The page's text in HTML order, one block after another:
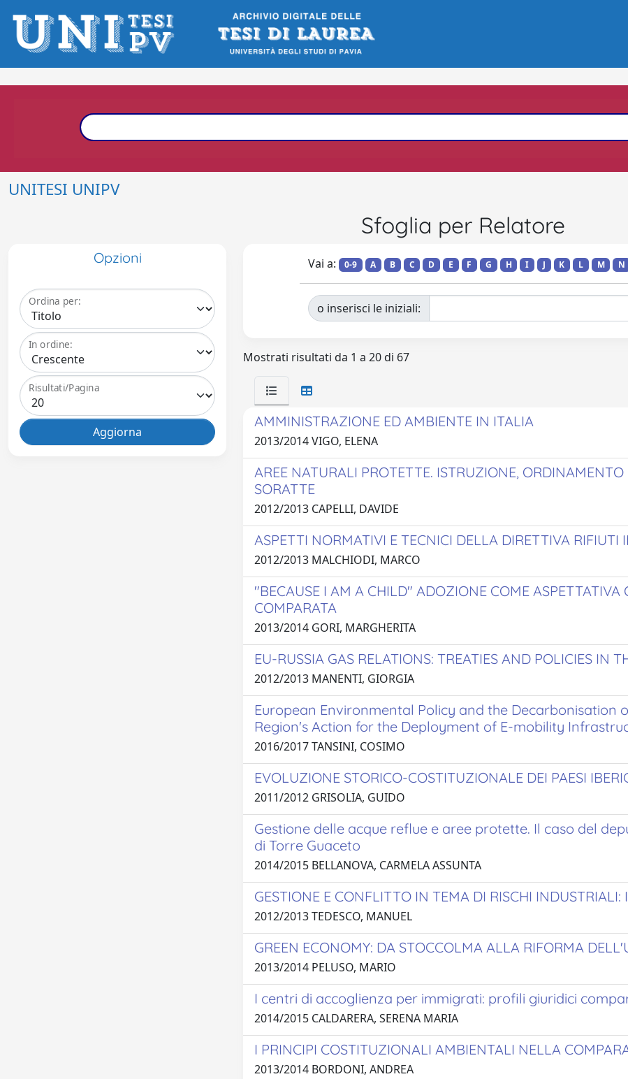
UNITESI UNIPV
Sfoglia per Relatore
Opzioni
Ordina per:
In ordine:
Risultati/Pagina
Vai a: 0-9 A B C D E F G H I J K L M N
o inserisci le iniziali:
Mostrati risultati da 1 a 20 di 67
AMMINISTRAZIONE ED AMBIENTE IN ITALIA
2013/2014 VIGO, ELENA
AREE NATURALI PROTETTE. ISTRUZIONE,
SORATTE
2012/2013 CAPELLI, DAVIDE
ASPETTI NORMATIVI E TECNICI DELLA DIRETTIVA RIFIUTI
2012/2013 MALCHIODI, MARCO
"BECAUSE I AM A CHILD" ADOZIONE COME
COMPARATA
2013/2014 GORI, MARGHERITA
EU-RUSSIA GAS RELATIONS: TREATIES AND POLICIES IN
2012/2013 MANENTI, GIORGIA
European Environmental Policy and the Decarbonisation
Region's Action for the Deployment of E-mobility
2016/2017 TANSINI, COSIMO
EVOLUZIONE STORICO-COSTITUZIONALE DEI PAESI
2011/2012 GRISOLIA, GUIDO
Gestione delle acque reflue e aree protette. Il caso del
di Torre Guaceto
2014/2015 BELLANOVA, CARMELA ASSUNTA
GESTIONE E CONFLITTO IN TEMA DI RISCHI INDUSTRIALI:
2012/2013 TEDESCO, MANUEL
GREEN ECONOMY: DA STOCCOLMA ALLA RIFORMA
2013/2014 PELUSO, MARIO
I centri di accoglienza per immigrati: profili giuridici
2014/2015 CALDARERA, SERENA MARIA
I PRINCIPI COSTITUZIONALI AMBIENTALI NELLA
2013/2014 BORDONI, ANDREA